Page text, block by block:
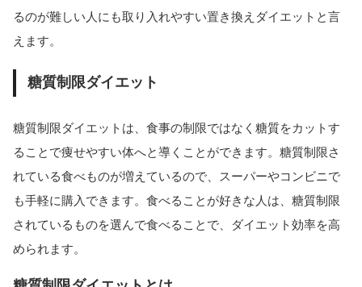
るのが難しい人にも取り入れやすい置き換えダイエットと言
えます。
糖質制限ダイエット
糖質制限ダイエットは、食事の制限ではなく糖質をカットす
ることで痩せやすい体へと導くことができます。糖質制限さ
れている食べものが増えているので、スーパーやコンビニで
も手軽に購入できます。食べることが好きな人は、糖質制限
されているものを選んで食べることで、ダイエット効率を高
められます。